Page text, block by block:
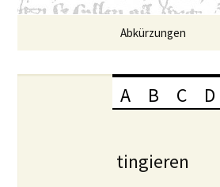
Abkürzungen
A B C D
tingieren